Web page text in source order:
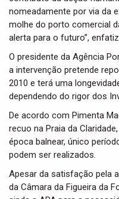
nomeadamente por via da
molhe do porto comercial
alerta para o futuro”,
O presidente da Agência
a intervenção pretende
2010 e terá uma
dependendo do rigor dos
De acordo com Pimenta
recuo na Praia da
época balnear, único
podem ser realizados.
Apesar da satisfação pela
da Câmara da Figueira da